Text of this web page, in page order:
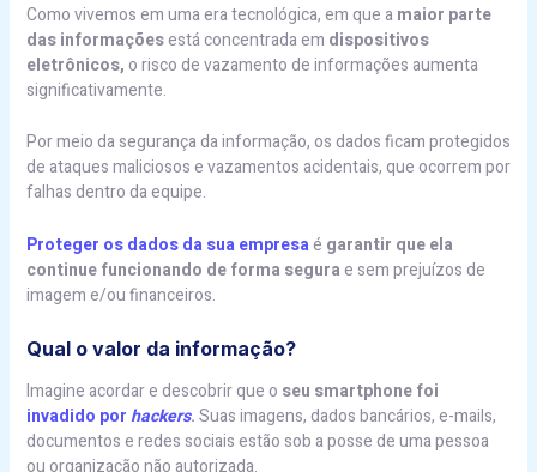
Como vivemos em uma era tecnológica, em que a maior parte
das informaçõesestá concentrada em dispositivos
eletrônicos, o risco de vazamento de informações aumenta
significativamente.
Por meio da segurança da informação, os dados ficam protegidos
de ataques maliciosos e vazamentos acidentais, que ocorrem por
falhas dentro da equipe.
Proteger os dados da sua empresaé garantir que ela
continue funcionando de forma segurae sem prejuízos de
imagem e/ou financeiros.
Qual o valor da informação?
Imagine acordar e descobrir que o seu smartphone foi
invadido porhackers.Suas imagens, dados bancários, e-mails,
documentos e redes sociais estão sob a posse de uma pessoa
ou organização não autorizada.